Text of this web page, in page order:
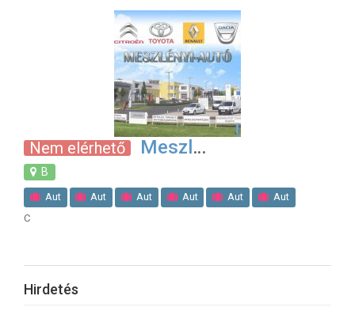
Nem elérhető Meszl
B
Aut Aut Aut Aut Aut
Aut
C
Hirdetés